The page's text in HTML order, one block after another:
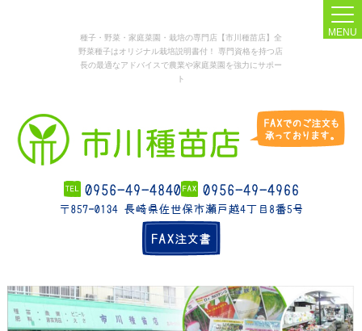
種子・野菜・家庭菜園・栽培の専門店【市川種苗店】全
野菜種子はオリジナル栽培説明書付！ 専門資格を持つ店
長の最適なアドバイスで農業や家庭菜園を強力にサポー
ト
MENU